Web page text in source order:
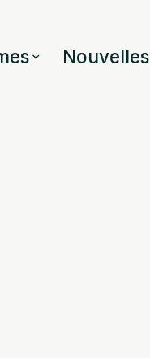
Nouvelles